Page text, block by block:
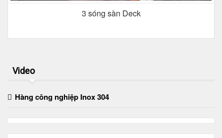
3 sóng sàn Deck
Video
Hàng công nghiệp Inox 304